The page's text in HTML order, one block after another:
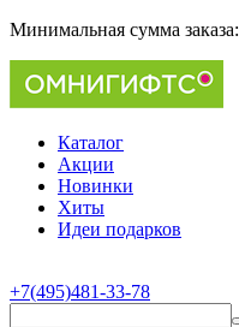
Минимальная сумма заказа:
Каталог
Акции
Новинки
Хиты
Идеи подарков
+7(495)481-33-78